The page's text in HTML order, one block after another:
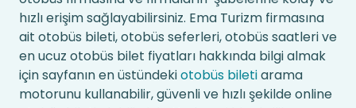
hızlı erişim sağlayabilirsiniz. Ema Turizm firmasına
ait otobüs bileti, otobüs seferleri, otobüs saatleri ve
en ucuz otobüs bilet fiyatları hakkında bilgi almak
için sayfanın en üstündekiotobüs biletiarama
motorunu kullanabilir, güvenli ve hızlı şekilde online